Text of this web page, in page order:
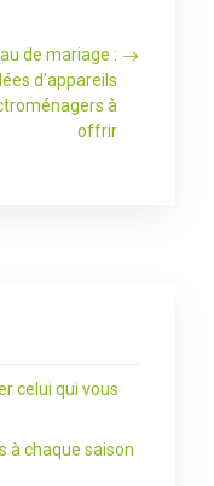
de mariage :
d’appareils
à
offrir
celui qui vous
à chaque saison